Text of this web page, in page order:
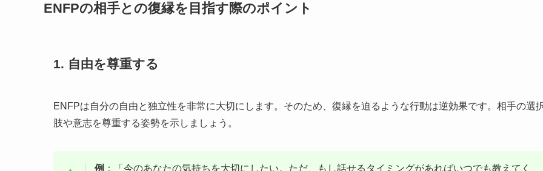
ENFPの相手との復縁を目指す際のポイント
1. 自由を尊重する
ENFPは自分の自由と独立性を非常に大切にします。そのため、復縁を迫るような行動は逆効果です。相手の選
肢や意志を尊重する姿勢を示しましょう。
例 ：「今のあなたの気持ちを大切にしたい。ただ、もし話せるタイミングがあればいつでも教えてく